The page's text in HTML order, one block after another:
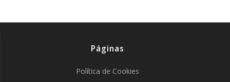
Páginas
Política de Cookies